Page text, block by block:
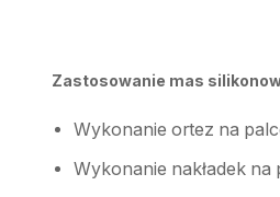
Zastosowanie mas
Wykonanie ortez na
Wykonanie nakładek